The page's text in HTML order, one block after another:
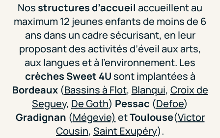
Nos structures d’accueil accueillent au
maximum 12 jeunes enfants de moins de 6
ans dans un cadre sécurisant, en leur
proposant des activités d’éveil aux arts,
aux langues et à l’environnement. Les
crèches Sweet 4U sont implantées à
Bordeaux (Bassins à Flot, Blanqui, Croix de
Seguey, De Goth) Pessac (Defoe)
Gradignan (Mégevie) etToulouse(Victor
Cousin, Saint Exupéry).